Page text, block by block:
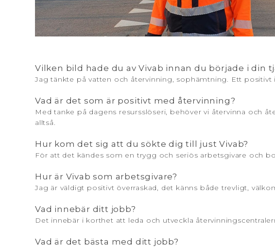
Vilken bild hade du av Vivab innan du började i din
Jag tänkte på vatten och återvinning, sophämtning. Ett positivt
Vad är det som är positivt med återvinning?
Med tanke på dagens resursslöseri, behöver vi återvinna och
alltså.
Hur kom det sig att du sökte dig till just Vivab?
För att det kändes som en trygg och seriös arbetsgivare och
Hur är Vivab som arbetsgivare?
Jag är väldigt positivt överraskad, det känns både trevligt,
Vad innebär ditt jobb?
Det innebär i korthet att leda och utveckla
Vad är det bästa med ditt jobb?